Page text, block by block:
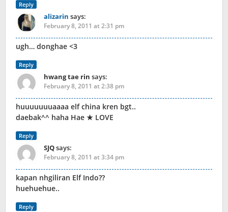
Reply
alizarin says:
February 8, 2011 at 2:31 pm
ugh… donghae <3
Reply
hwang tae rin says:
February 8, 2011 at 2:38 pm
huuuuuuuaaaa elf china kren bgt..
daebak^^ haha Hae ★ LOVE
Reply
SJQsays:
February 8, 2011 at 3:34 pm
kapan nhgiliran Elf Indo??
huehuehue..
Reply